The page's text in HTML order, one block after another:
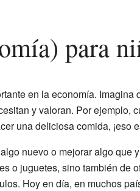
para
en la economía.
y valoran. Por ejemplo,
una deliciosa comida, ¡eso
nuevo o mejorar algo que
o juguetes, sino también de
Hoy en día, en muchos